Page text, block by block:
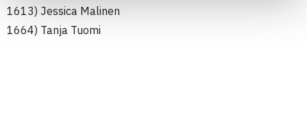
1613) Jessica Malinen
1664) Tanja Tuomi